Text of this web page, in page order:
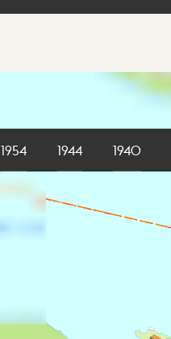
1954 1944 1940